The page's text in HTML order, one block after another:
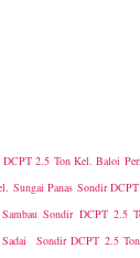
2.5 Ton Kel. Baloi
Sungai Panas Sondir
Sondir DCPT
Sondir DCPT 2.5